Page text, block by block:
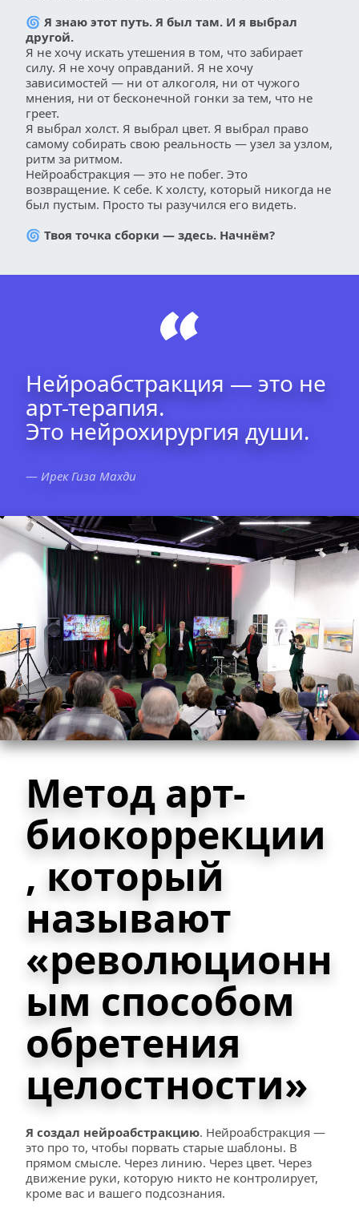
🌀 Я знаю этот путь. Я был там. И я выбрал
другой.
Я не хочу искать утешения в том, что забирает
силу. Я не хочу оправданий. Я не хочу
зависимостей — ни от алкоголя, ни от чужого
мнения, ни от бесконечной гонки за тем, что не
греет.
Я выбрал холст. Я выбрал цвет. Я выбрал право
самому собирать свою реальность — узел за узлом,
ритм за ритмом.
Нейроабстракция — это не побег. Это
возвращение. К себе. К холсту, который никогда не
был пустым. Просто ты разучился его видеть.
🌀 Твоя точка сборки — здесь. Начнём?
Нейроабстракция — это не
арт-терапия.
Это нейрохирургия души.
— Ирек Гиза Махди
Метод арт-
биокоррекции
, который
называют
«революционн
ым способом
обретения
целостности»
Я создал нейроабстракцию. Нейроабстракция —
это про то, чтобы порвать старые шаблоны. В
прямом смысле. Через линию. Через цвет. Через
движение руки, которую никто не контролирует,
кроме вас и вашего подсознания.